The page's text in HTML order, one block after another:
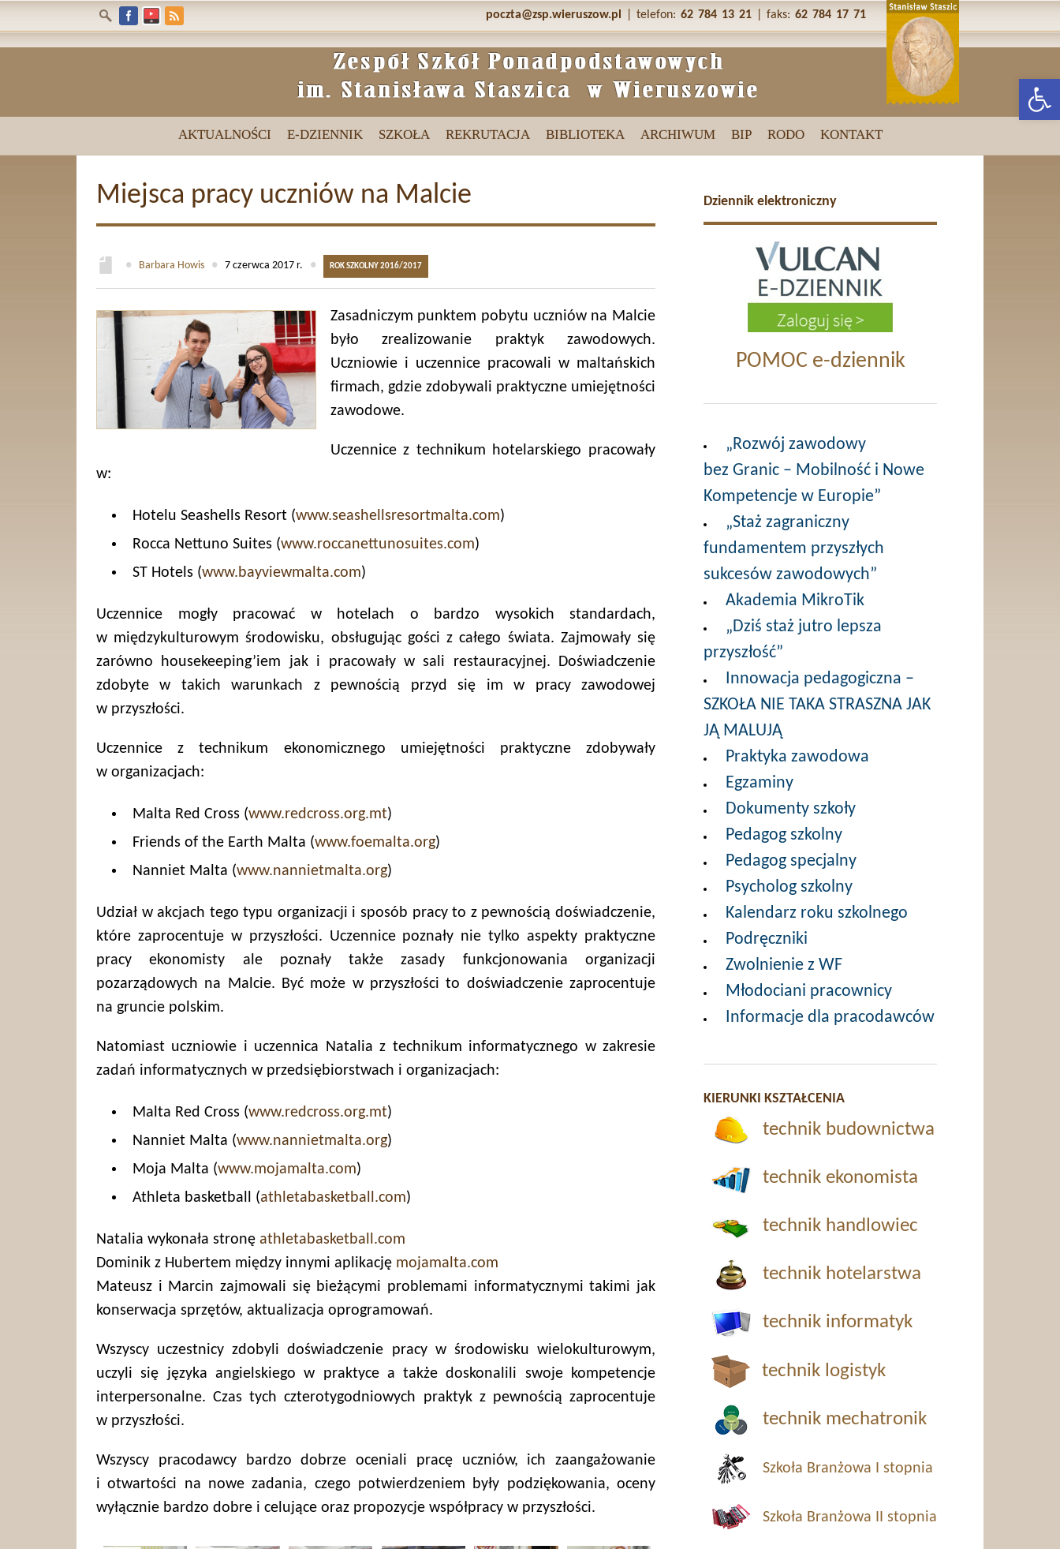
Otwórz
poczta@zsp.wieruszow.pl | telefon: 62 784 13 21 | faks: 62 784 17 71
AKTUALNOŚCI E-DZIENNIK SZKOŁA REKRUTACJA BIBLIOTEKA ARCHIWUM BIP RODO KONTAKT
Miejsca pracy uczniów na Malcie
● Barbara Howis ● 7 czerwca 2017 r. ● ROK SZKOLNY 2016/2017
Zasadniczym punktem pobytu uczniów na Malcie
było zrealizowanie praktyk zawodowych.
Uczniowie i uczennice pracowali w maltańskich
firmach, gdzie zdobywali praktyczne umiejętności
zawodowe.
Uczennice z technikum hotelarskiego pracowały
w:
Hotelu Seashells Resort (www.seashellsresortmalta.com)
Rocca Nettuno Suites (www.roccanettunosuites.com)
ST Hotels (www.bayviewmalta.com)
Uczennice mogły pracować w hotelach o bardzo wysokich standardach,
w międzykulturowym środowisku, obsługując gości z całego świata. Zajmowały się
zarówno housekeeping’iem jak i pracowały w sali restauracyjnej. Doświadczenie
zdobyte w takich warunkach z pewnością przyd się im w pracy zawodowej
w przyszłości.
Uczennice z technikum ekonomicznego umiejętności praktyczne zdobywały
w organizacjach:
Malta Red Cross (www.redcross.org.mt)
Friends of the Earth Malta (www.foemalta.org)
Nanniet Malta (www.nannietmalta.org)
Udział w akcjach tego typu organizacji i sposób pracy to z pewnością doświadczenie,
które zaprocentuje w przyszłości. Uczennice poznały nie tylko aspekty praktyczne
pracy ekonomisty ale poznały także zasady funkcjonowania organizacji
pozarządowych na Malcie. Być może w przyszłości to doświadczenie zaprocentuje
na gruncie polskim.
Natomiast uczniowie i uczennica Natalia z technikum informatycznego w zakresie
zadań informatycznych w przedsiębiorstwach i organizacjach:
Malta Red Cross (www.redcross.org.mt)
Nanniet Malta (www.nannietmalta.org)
Moja Malta (www.mojamalta.com)
Athleta basketball (athletabasketball.com)
Natalia wykonała stronę athletabasketball.com
Dominik z Hubertem między innymi aplikację mojamalta.com
Mateusz i Marcin zajmowali się bieżącymi problemami informatycznymi takimi jak
konserwacja sprzętów, aktualizacja oprogramowań.
Wszyscy uczestnicy zdobyli doświadczenie pracy w środowisku wielokulturowym,
uczyli się języka angielskiego w praktyce a także doskonalili swoje kompetencje
interpersonalne. Czas tych czterotygodniowych praktyk z pewnością zaprocentuje
w przyszłości.
Wszyscy pracodawcy bardzo dobrze oceniali pracę uczniów, ich zaangażowanie
i otwartości na nowe zadania, czego potwierdzeniem były podziękowania, oceny
wyłącznie bardzo dobre i celujące oraz propozycje współpracy w przyszłości.
Dziennik elektroniczny
POMOC e-dziennik
„Rozwój zawodowy
bez Granic – Mobilność i Nowe
Kompetencje w Europie”
„Staż zagraniczny
fundamentem przyszłych
sukcesów zawodowych”
Akademia MikroTik
„Dziś staż jutro lepsza
przyszłość”
Innowacja pedagogiczna –
SZKOŁA NIE TAKA STRASZNA JAK
JĄ MALUJĄ
Praktyka zawodowa
Egzaminy
Dokumenty szkoły
Pedagog szkolny
Pedagog specjalny
Psycholog szkolny
Kalendarz roku szkolnego
Podręczniki
Zwolnienie z WF
Młodociani pracownicy
Informacje dla pracodawców
KIERUNKI KSZTAŁCENIA
technik budownictwa
technik ekonomista
technik handlowiec
technik hotelarstwa
technik informatyk
technik logistyk
technik mechatronik
Szkoła Branżowa I stopnia
Szkoła Branżowa II stopnia